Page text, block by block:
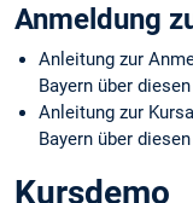
Anmeldung
Anleitung zur
Bayern über diesen
Anleitung zur
Bayern über diesen
Kursdemo